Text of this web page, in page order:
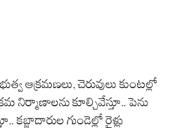
ఆక్రమణలు, చెరువులు కుంటల్లో
నిర్మాణాలను కూల్చివేస్తూ.. పెను
కబ్జాదారుల గుండెల్లో రైళ్లు